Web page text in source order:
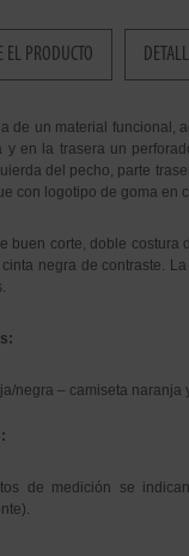
EL PRODUCTO
de un material funcional,
y en la trasera un
del pecho, parte
con logotipo de goma en
buen corte, doble
negra de contraste.
negra – camiseta naranja
de medición se